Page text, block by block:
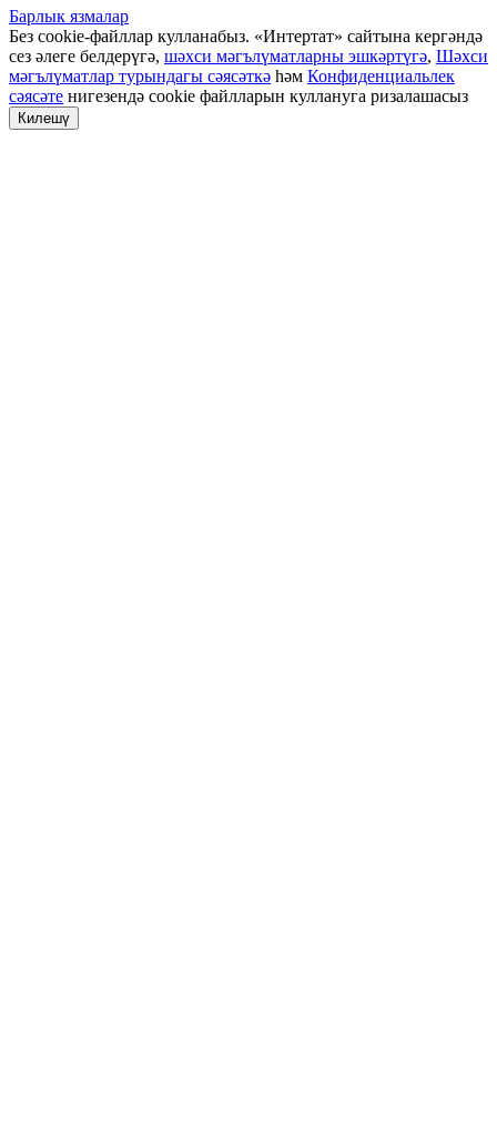
Барлык язмалар
Без cookie-файллар кулланабыз. «Интертат» сайтына кергәндә
сез әлеге белдерүгә, шәхси мәгълүматларны эшкәртүгә, Шәхси
мәгълүматлар турындагы сәясәткә һәм Конфиденциальлек
сәясәте нигезендә cookie файлларын куллануга ризалашасыз
Килешү